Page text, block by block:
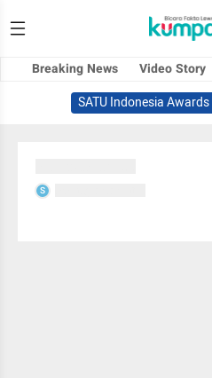
Breaking News Video Story
SATU Indonesia Awards
S